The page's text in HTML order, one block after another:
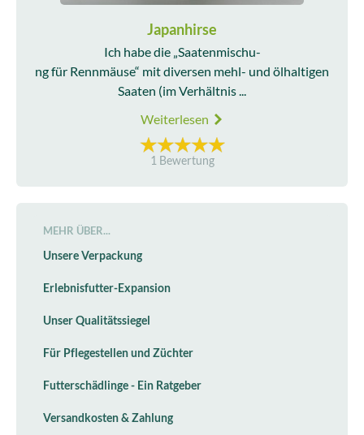
Japanhirse
Ich habe die „Saatenmischu-
ng für Rennmäuse“ mit diversen mehl- und ölhaltigen
Saaten (im Verhältnis ...
Weiterlesen
1 Bewertung
MEHR ÜBER...
Unsere Verpackung
Erlebnisfutter-Expansion
Unser Qualitätssiegel
Für Pflegestellen und Züchter
Futterschädlinge - Ein Ratgeber
Versandkosten & Zahlung